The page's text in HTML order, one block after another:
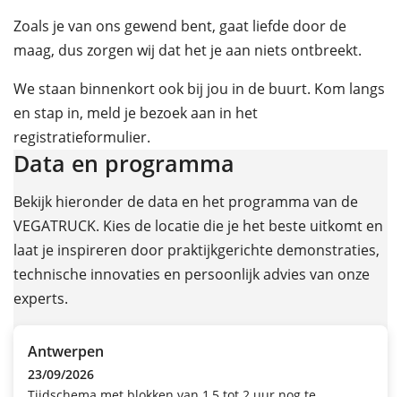
Zoals je van ons gewend bent, gaat liefde door de
maag, dus zorgen wij dat het je aan niets ontbreekt.
We staan binnenkort ook bij jou in de buurt. Kom langs
en stap in, meld je bezoek aan in het
registratieformulier.
Data en programma
Bekijk hieronder de data en het programma van de
VEGATRUCK. Kies de locatie die je het beste uitkomt en
laat je inspireren door praktijkgerichte demonstraties,
technische innovaties en persoonlijk advies van onze
experts.
Antwerpen
23/09/2026